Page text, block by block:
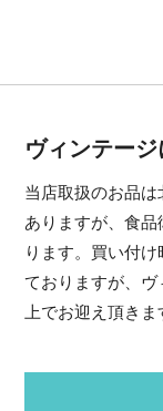
ヴィンテー
当店取扱のお品
ありますが、食品
ります。買い付
ておりますが、ヴ
上でお迎え頂き